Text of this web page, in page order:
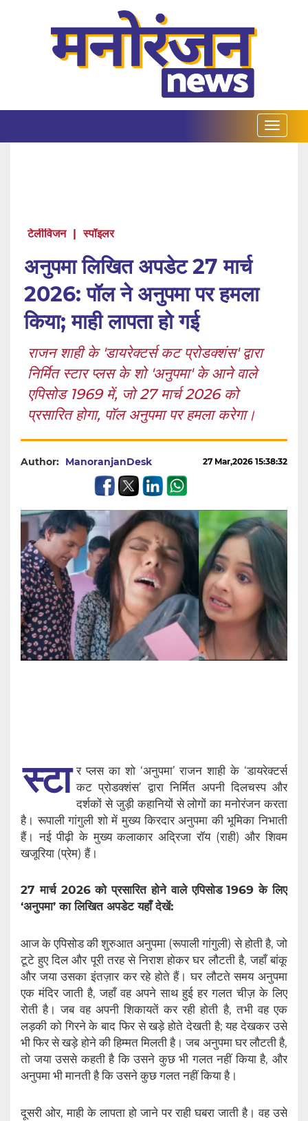
टेलीविजन | स्पॉइलर
अनुपमा लिखित अपडेट 27 मार्च
2026: पॉल ने अनुपमा पर हमला
किया; माही लापता हो गई
राजन शाही के 'डायरेक्टर्स कट प्रोडक्शंस' द्वारा
निर्मित स्टार प्लस के शो 'अनुपमा' के आने वाले
एपिसोड 1969 में, जो 27 मार्च 2026 को
प्रसारित होगा, पॉल अनुपमा पर हमला करेगा।
Author: ManoranjanDesk 27 Mar,2026 15:38:32
स्टा र प्लस का शो ‘अनुपमा’ राजन शाही के ‘डायरेक्टर्स
कट प्रोडक्शंस’ द्वारा निर्मित अपनी दिलचस्प और
दर्शकों से जुड़ी कहानियों से लोगों का मनोरंजन करता
है। रूपाली गांगुली शो में मुख्य किरदार अनुपमा की भूमिका निभाती
हैं। नई पीढ़ी के मुख्य कलाकार अद्रिजा रॉय (राही) और शिवम
खजूरिया (प्रेम) हैं।
27 मार्च 2026 को प्रसारित होने वाले एपिसोड 1969 के लिए
‘अनुपमा’ का लिखित अपडेट यहाँ देखें:
आज के एपिसोड की शुरुआत अनुपमा (रूपाली गांगुली) से होती है, जो
टूटे हुए दिल और पूरी तरह से निराश होकर घर लौटती है, जहाँ बांकू
और जया उसका इंतज़ार कर रहे होते हैं। घर लौटते समय अनुपमा
एक मंदिर जाती है, जहाँ वह अपने साथ हुई हर गलत चीज़ के लिए
रोती है। जब वह अपनी शिकायतें कर रही होती है, तभी वह एक
लड़की को गिरने के बाद फिर से खड़े होते देखती है; यह देखकर उसे
भी फिर से खड़े होने की हिम्मत मिलती है। जब अनुपमा घर लौटती है,
तो जया उससे कहती है कि उसने कुछ भी गलत नहीं किया है, और
अनुपमा भी मानती है कि उसने कुछ गलत नहीं किया है।
दूसरी ओर, माही के लापता हो जाने पर राही घबरा जाती है। वह उसे